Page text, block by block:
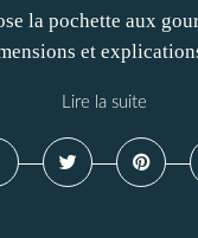
la pochette aux
et
Lire la suite